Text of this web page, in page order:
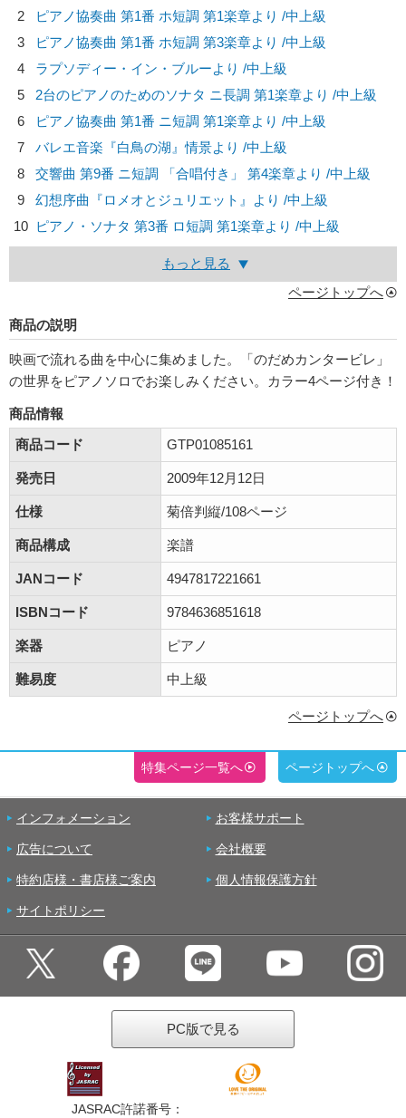
2
ピアノ協奏曲 第1番 ホ短調 第1楽章より /中上級
3
ピアノ協奏曲 第1番 ホ短調 第3楽章より /中上級
4
ラプソディー・イン・ブルーより /中上級
5
2台のピアノのためのソナタ ニ長調 第1楽章より /中上級
6
ピアノ協奏曲 第1番 ニ短調 第1楽章より /中上級
7
バレエ音楽『白鳥の湖』情景より /中上級
8
交響曲 第9番 ニ短調 「合唱付き」 第4楽章より /中上級
9
幻想序曲『ロメオとジュリエット』より /中上級
10 ピアノ・ソナタ 第3番 ロ短調 第1楽章より /中上級
もっと見る
ページトップへ
商品の説明
映画で流れる曲を中心に集めました。「のだめカンタービレ」
の世界をピアノソロでお楽しみください。カラー4ページ付き！
商品情報
商品コード
GTP01085161
発売日 2009年12月12日
仕様 菊倍判縦/108ページ
商品構成 楽譜
JANコード 4947817221661
ISBNコード 9784636851618
楽器 ピアノ
難易度 中上級
ページトップへ
特集ページ一覧へ ページトップへ
インフォメーション お客様サポート
広告について 会社概要
特約店様・書店様ご案内 個人情報保護方針
サイトポリシー
PC版で見る
JASRAC許諾番号：